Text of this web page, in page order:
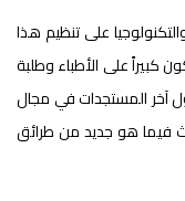
على تنظيم هذا
كبيراً على الأطباء وطلبة
آخر المستجدات في مجال
فيما هو جديد من طرائق